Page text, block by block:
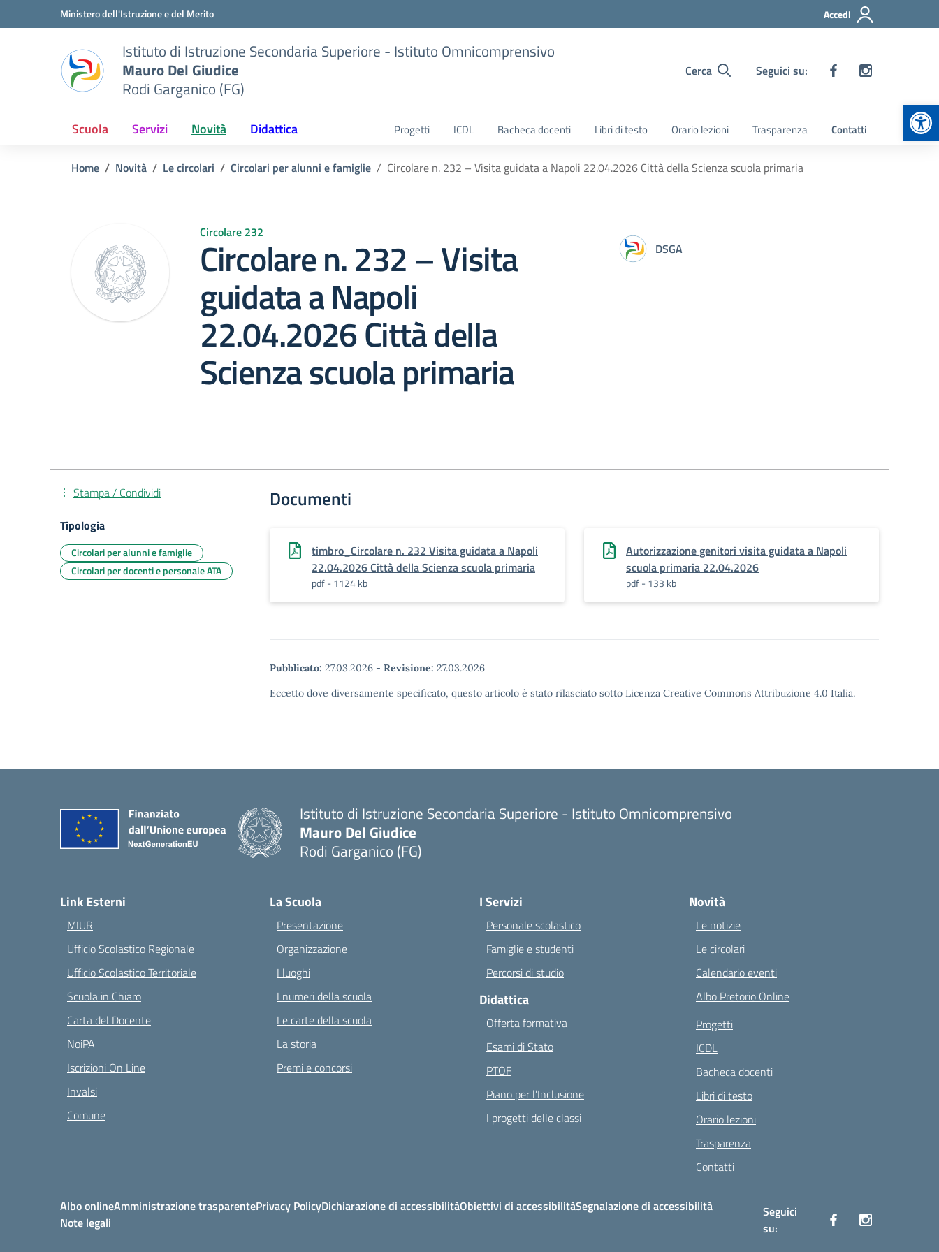
Vai ai contenuti
Vai al menu di navigazioneMinistero dell'Istruzione e del Merito Accedi
Istituto di Istruzione Secondaria Superiore - Istituto Omnicomprensivo
Mauro Del Giudice
Rodi Garganico (FG)
Cerca Seguici su:
Scuola Servizi Novità Didattica Progetti ICDL Bacheca docenti Libri di testo Orario lezioni Trasparenza Contatti
Home Novità Le circolari Circolari per alunni e famiglie Circolare n. 232 – Visita guidata a Napoli 22.04.2026 Città della Scienza scuola primaria
Circolare 232
Circolare n. 232 – Visita
guidata a Napoli
22.04.2026 Città della
Scienza scuola primaria
DSGA
Documenti
timbro_Circolare n. 232 Visita guidata a Napoli
22.04.2026 Città della Scienza scuola primaria
pdf - 1124 kb
Autorizzazione genitori visita guidata a Napoli
scuola primaria 22.04.2026
pdf - 133 kb
Pubblicato: 27.03.2026 - Revisione: 27.03.2026
Eccetto dove diversamente specificato, questo articolo è stato rilasciato sotto Licenza Creative Commons Attribuzione 4.0 Italia.
Stampa / Condividi
Tipologia
Circolari per alunni e famiglie
Circolari per docenti e personale ATA
Istituto di Istruzione Secondaria Superiore - Istituto Omnicomprensivo
Mauro Del Giudice
Rodi Garganico (FG)
Link Esterni
MIUR
Ufficio Scolastico Regionale
Ufficio Scolastico Territoriale
Scuola in Chiaro
Carta del Docente
NoiPA
Iscrizioni On Line
Invalsi
Comune
La Scuola
Presentazione
Organizzazione
I luoghi
I numeri della scuola
Le carte della scuola
La storia
Premi e concorsi
I Servizi
Personale scolastico
Famiglie e studenti
Percorsi di studio
Didattica
Offerta formativa
Esami di Stato
PTOF
Piano per l’Inclusione
I progetti delle classi
Novità
Le notizie
Le circolari
Calendario eventi
Albo Pretorio Online
Progetti
ICDL
Bacheca docenti
Libri di testo
Orario lezioni
Trasparenza
Contatti
Albo onlineAmministrazione trasparentePrivacy PolicyDichiarazione di accessibilitàObiettivi di accessibilitàSegnalazione di accessibilità
Note legali
Seguici
su: